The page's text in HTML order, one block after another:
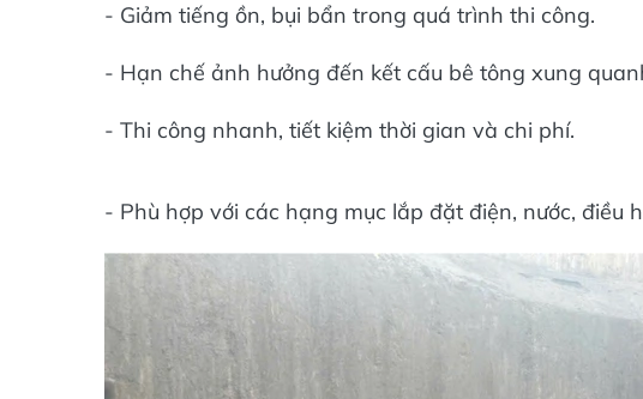
- Giảm tiếng ồn, bụi bẩn trong quá trình thi công.
- Hạn chế ảnh hưởng đến kết cấu bê tông xung
- Thi công nhanh, tiết kiệm thời gian và chi phí.
- Phù hợp với các hạng mục lắp đặt điện, nước, điều